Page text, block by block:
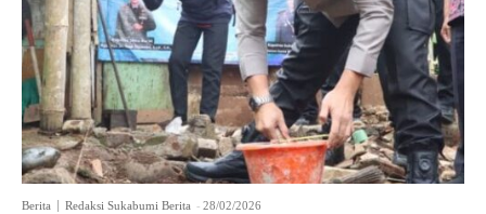
Berita Redaksi Sukabumi Berita - 28/02/2026